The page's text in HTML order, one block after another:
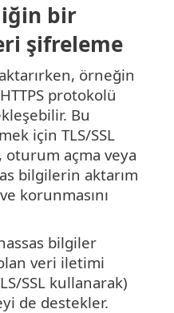
bir
şifreleme
örneğin
protokolü
Bu
için TLS/SSL
oturum açma veya
bilgilerin aktarım
korunmasını
bilgiler
veri iletimi
SSL kullanarak)
de destekler.